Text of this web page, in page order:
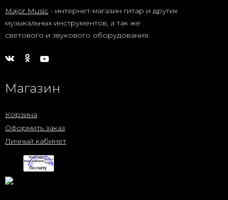
Major Music - интернет-магазин гитар и других
музыкальных инструментов, а так же
светового и звукового оборудования.
Магазин
Корзина
Оформить заказ
Личный кабинет